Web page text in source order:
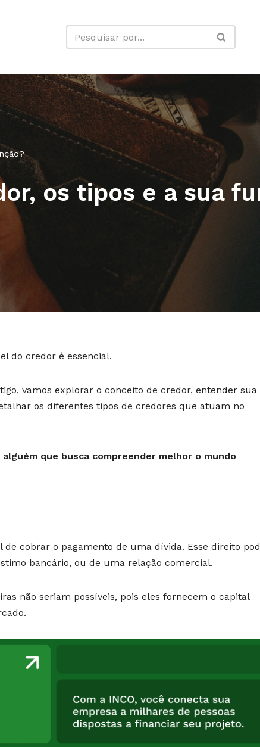
os tipos e a sua
do credor é essencial.
vamos explorar o conceito de credor, entender sua
os diferentes tipos de credores que atuam no
que busca compreender melhor o mundo
cobrar o pagamento de uma dívida. Esse direito
bancário, ou de uma relação comercial.
não seriam possíveis, pois eles fornecem o capital